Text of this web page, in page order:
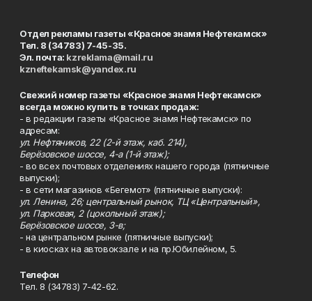
Отдел рекламы газеты «Красное знамя Нефтекамск»
Тел. 8 (34783) 7-45-35.
Эл. почта: kzreklama@mail.ru
kzneftekamsk@yandex.ru
Свежий номер газеты «Красное знамя Нефтекамск»
всегда можно купить в точках продаж:
- в редакции газеты «Красное знамя Нефтекамск» по
адресам:
ул. Нефтяников, 22 (2-й этаж, каб. 214),
Берёзовское шоссе, 4-а (1-й этаж);
- во всех почтовых отделениях нашего города (пятничные
выпуски);
- в сети магазинов «Бегемот» (пятничные выпуски):
ул. Ленина, 26; центральный рынок, ТЦ «Центральный»,
ул. Парковая, 2 (цокольный этаж);
Берёзовское шоссе, 3-в;
- на центральном рынке (пятничные выпуски);
- в киосках на автовокзале и на пр.Юбилейном, 5.
Телефон
Тел. 8 (34783) 7-42-62.